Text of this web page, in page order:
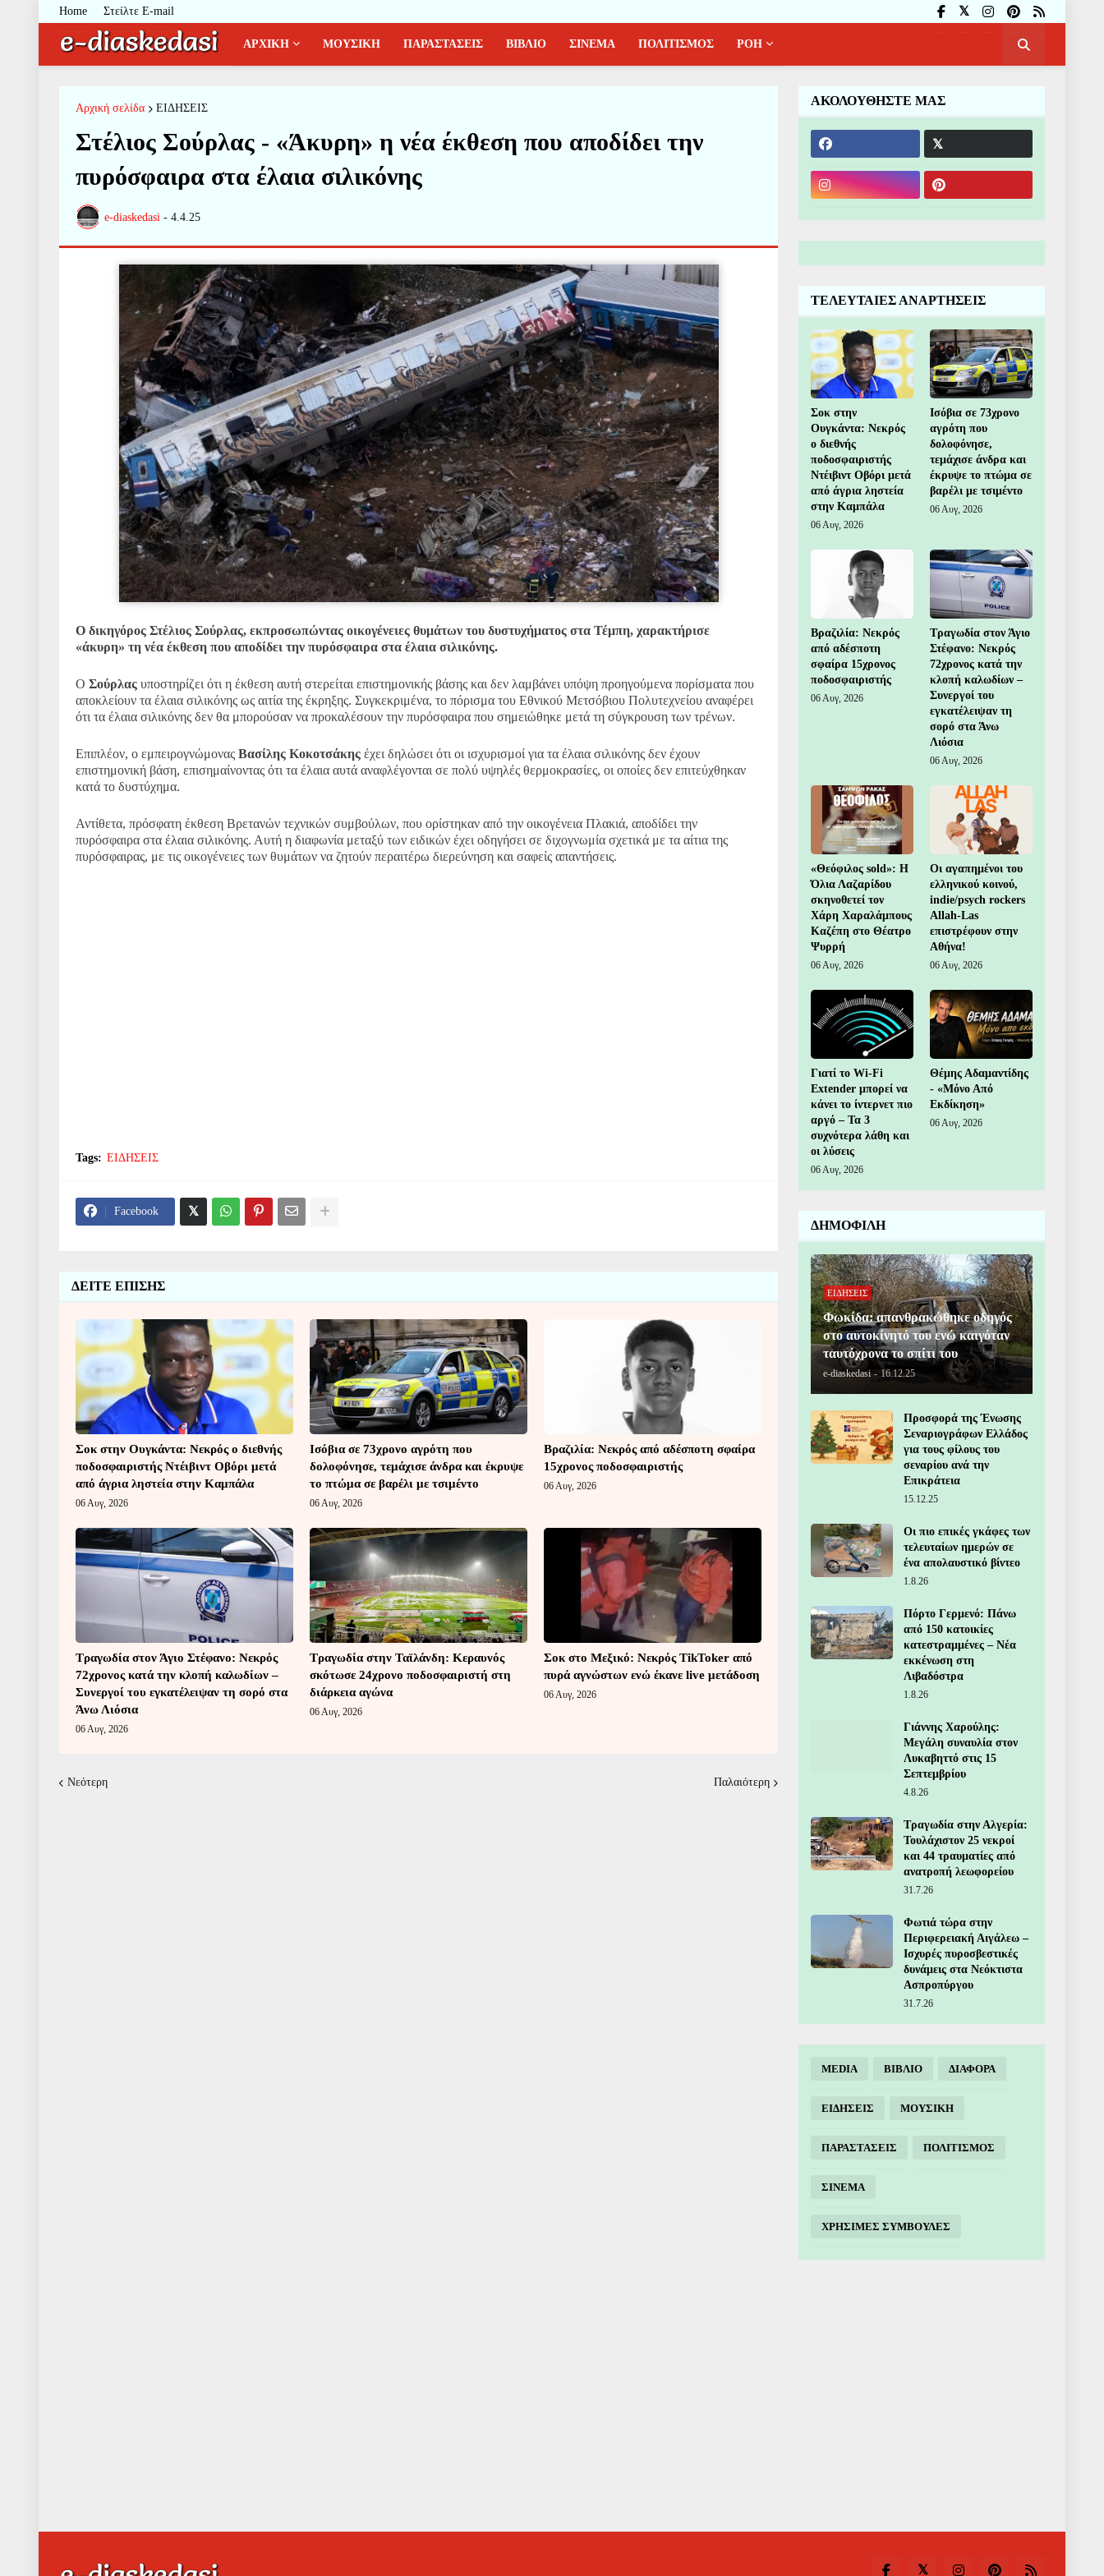
Home Στείλτε E-mail
ΑΡΧΙΚΗ ΜΟΥΣΙΚΗ ΠΑΡΑΣΤΑΣΕΙΣ ΒΙΒΛΙΟ ΣΙΝΕΜΑ ΠΟΛΙΤΙΣΜΟΣ ΡΟΗ
Αρχική σελίδα ΕΙΔΗΣΕΙΣ
Στέλιος Σούρλας - «Άκυρη» η νέα έκθεση που αποδίδει την
πυρόσφαιρα στα έλαια σιλικόνης
e-diaskedasi - 4.4.25
Ο δικηγόρος Στέλιος Σούρλας, εκπροσωπώντας οικογένειες θυμάτων του δυστυχήματος στα Τέμπη, χαρακτήρισε
«άκυρη» τη νέα έκθεση που αποδίδει την πυρόσφαιρα στα έλαια σιλικόνης.
Ο Σούρλας υποστηρίζει ότι η έκθεση αυτή στερείται επιστημονικής βάσης και δεν λαμβάνει υπόψη προηγούμενα πορίσματα που
αποκλείουν τα έλαια σιλικόνης ως αιτία της έκρηξης. Συγκεκριμένα, το πόρισμα του Εθνικού Μετσόβιου Πολυτεχνείου αναφέρει
ότι τα έλαια σιλικόνης δεν θα μπορούσαν να προκαλέσουν την πυρόσφαιρα που σημειώθηκε μετά τη σύγκρουση των τρένων.
Επιπλέον, ο εμπειρογνώμονας Βασίλης Κοκοτσάκης έχει δηλώσει ότι οι ισχυρισμοί για τα έλαια σιλικόνης δεν έχουν
επιστημονική βάση, επισημαίνοντας ότι τα έλαια αυτά αναφλέγονται σε πολύ υψηλές θερμοκρασίες, οι οποίες δεν επιτεύχθηκαν
κατά το δυστύχημα.
Αντίθετα, πρόσφατη έκθεση Βρετανών τεχνικών συμβούλων, που ορίστηκαν από την οικογένεια Πλακιά, αποδίδει την
πυρόσφαιρα στα έλαια σιλικόνης. Αυτή η διαφωνία μεταξύ των ειδικών έχει οδηγήσει σε διχογνωμία σχετικά με τα αίτια της
πυρόσφαιρας, με τις οικογένειες των θυμάτων να ζητούν περαιτέρω διερεύνηση και σαφείς απαντήσεις.
Tags: ΕΙΔΗΣΕΙΣ
Facebook
ΔΕΙΤΕ ΕΠΙΣΗΣ
Σοκ στην Ουγκάντα: Νεκρός ο διεθνής
ποδοσφαιριστής Ντέιβιντ Οβόρι μετά
από άγρια ληστεία στην Καμπάλα
06 Αυγ, 2026
Ισόβια σε 73χρονο αγρότη που
δολοφόνησε, τεμάχισε άνδρα και έκρυψε
το πτώμα σε βαρέλι με τσιμέντο
06 Αυγ, 2026
Βραζιλία: Νεκρός από αδέσποτη σφαίρα
15χρονος ποδοσφαιριστής
06 Αυγ, 2026
Τραγωδία στον Άγιο Στέφανο: Νεκρός
72χρονος κατά την κλοπή καλωδίων –
Συνεργοί του εγκατέλειψαν τη σορό στα
Άνω Λιόσια
06 Αυγ, 2026
Τραγωδία στην Ταϊλάνδη: Κεραυνός
σκότωσε 24χρονο ποδοσφαιριστή στη
διάρκεια αγώνα
06 Αυγ, 2026
Σοκ στο Μεξικό: Νεκρός TikToker από
πυρά αγνώστων ενώ έκανε live μετάδοση
06 Αυγ, 2026
Νεότερη Παλαιότερη
ΑΚΟΛΟΥΘΗΣΤΕ ΜΑΣ
ΤΕΛΕΥΤΑΙΕΣ ΑΝΑΡΤΗΣΕΙΣ
Σοκ στην
Ουγκάντα: Νεκρός
ο διεθνής
ποδοσφαιριστής
Ντέιβιντ Οβόρι μετά
από άγρια ληστεία
στην Καμπάλα
06 Αυγ, 2026
Ισόβια σε 73χρονο
αγρότη που
δολοφόνησε,
τεμάχισε άνδρα και
έκρυψε το πτώμα σε
βαρέλι με τσιμέντο
06 Αυγ, 2026
Βραζιλία: Νεκρός
από αδέσποτη
σφαίρα 15χρονος
ποδοσφαιριστής
06 Αυγ, 2026
Τραγωδία στον Άγιο
Στέφανο: Νεκρός
72χρονος κατά την
κλοπή καλωδίων –
Συνεργοί του
εγκατέλειψαν τη
σορό στα Άνω
Λιόσια
06 Αυγ, 2026
«Θεόφιλος sold»: Η
Όλια Λαζαρίδου
σκηνοθετεί τον
Χάρη Χαραλάμπους
Καζέπη στο Θέατρο
Ψυρρή
06 Αυγ, 2026
Οι αγαπημένοι του
ελληνικού κοινού,
indie/psych rockers
Allah-Las
επιστρέφουν στην
Αθήνα!
06 Αυγ, 2026
Γιατί το Wi-Fi
Extender μπορεί να
κάνει το ίντερνετ πιο
αργό – Τα 3
συχνότερα λάθη και
οι λύσεις
06 Αυγ, 2026
Θέμης Αδαμαντίδης
- «Μόνο Από
Εκδίκηση»
06 Αυγ, 2026
ΔΗΜΟΦΙΛΗ
ΕΙΔΗΣΕΙΣ
Φωκίδα: απανθρακώθηκε οδηγός
στο αυτοκίνητό του ενώ καιγόταν
ταυτόχρονα το σπίτι του
e-diaskedasi - 16.12.25
Προσφορά της Ένωσης
Σεναριογράφων Ελλάδος
για τους φίλους του
σεναρίου ανά την
Επικράτεια
15.12.25
Οι πιο επικές γκάφες των
τελευταίων ημερών σε
ένα απολαυστικό βίντεο
1.8.26
Πόρτο Γερμενό: Πάνω
από 150 κατοικίες
κατεστραμμένες – Νέα
εκκένωση στη
Λιβαδόστρα
1.8.26
Γιάννης Χαρούλης:
Μεγάλη συναυλία στον
Λυκαβηττό στις 15
Σεπτεμβρίου
4.8.26
Τραγωδία στην Αλγερία:
Τουλάχιστον 25 νεκροί
και 44 τραυματίες από
ανατροπή λεωφορείου
31.7.26
Φωτιά τώρα στην
Περιφερειακή Αιγάλεω –
Ισχυρές πυροσβεστικές
δυνάμεις στα Νεόκτιστα
Ασπροπύργου
31.7.26
MEDIA ΒΙΒΛΙΟ ΔΙΑΦΟΡΑ
ΕΙΔΗΣΕΙΣ ΜΟΥΣΙΚΗ
ΠΑΡΑΣΤΑΣΕΙΣ ΠΟΛΙΤΙΣΜΟΣ
ΣΙΝΕΜΑ
ΧΡΗΣΙΜΕΣ ΣΥΜΒΟΥΛΕΣ